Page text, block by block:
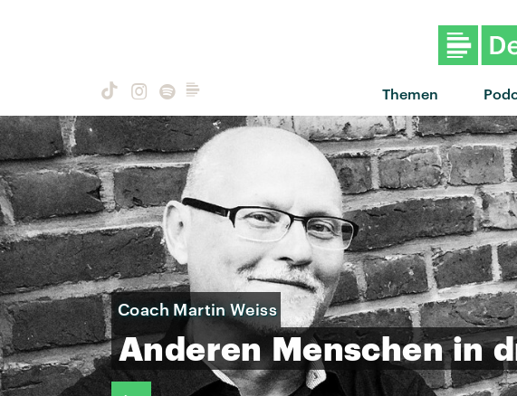
Themen
Coach Martin Weiss
Anderen Menschen in